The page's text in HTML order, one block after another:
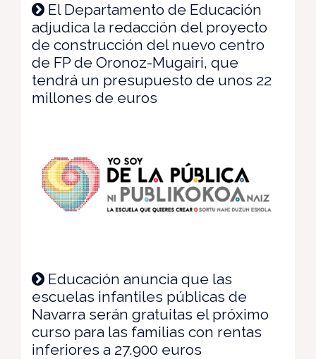
El Departamento de Educación
adjudica la redacción del proyecto
de construcción del nuevo centro
de FP de Oronoz-Mugairi, que
tendrá un presupuesto de unos 22
millones de euros
Educación anuncia que las
escuelas infantiles públicas de
Navarra serán gratuitas el próximo
curso para las familias con rentas
inferiores a 27.900 euros